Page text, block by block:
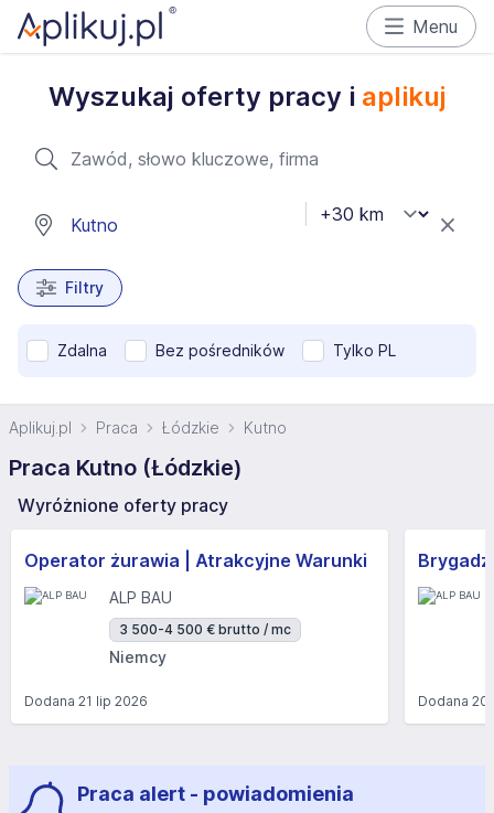
Menu
Wyszukaj oferty pracy i aplikuj
Filtry
Zdalna Bez pośredników Tylko PL
Aplikuj.pl Praca Łódzkie Kutno
Praca Kutno (Łódzkie)
Wyróżnione oferty pracy
Operator żurawia | Atrakcyjne Warunki
ALP BAU
3 500-4 500 € brutto / mc
Niemcy
Dodana 21 lip 2026 Dodana20
Praca alert - powiadomienia